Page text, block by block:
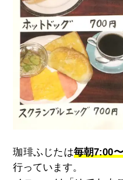
珈琲ふじたは毎朝7:00
行っています。